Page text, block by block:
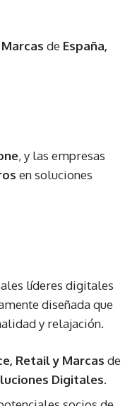
de España,
, y las empresas
en soluciones
líderes digitales
diseñada que
y relajación.
Retail y Marcas de
Digitales.